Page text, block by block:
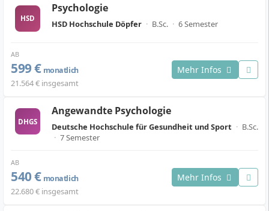
HSD
Psychologie
HSD Hochschule Döpfer · B.Sc. · 6 Semester
AB
599 € monatlich
21.564 € insgesamt
Mehr Infos
DHGS
Angewandte Psychologie
Deutsche Hochschule für Gesundheit und Sport · B.Sc.
· 7 Semester
AB
540 € monatlich
22.680 € insgesamt
Mehr Infos